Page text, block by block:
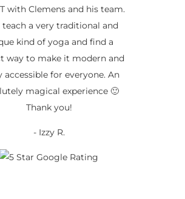
with Clemens and his team.
teach a very traditional and
kind of yoga and find a
way to make it modern and
accessible for everyone. An
magical experience 🙂
Thank you!
- Izzy R.